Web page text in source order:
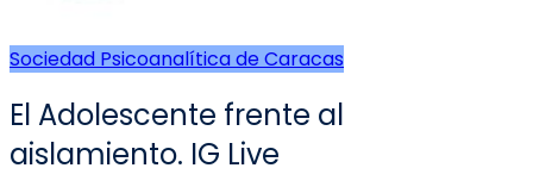
Sociedad Psicoanalítica de Caracas
El Adolescente frente al
aislamiento. IG Live